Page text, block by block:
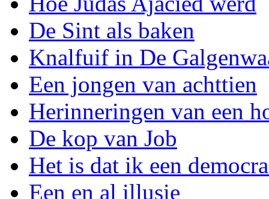
De Sint als baken
Knalfuif in De
Een jongen van achttien
Herinneringen van een
De kop van Job
Het is dat ik een
Een en al illusie